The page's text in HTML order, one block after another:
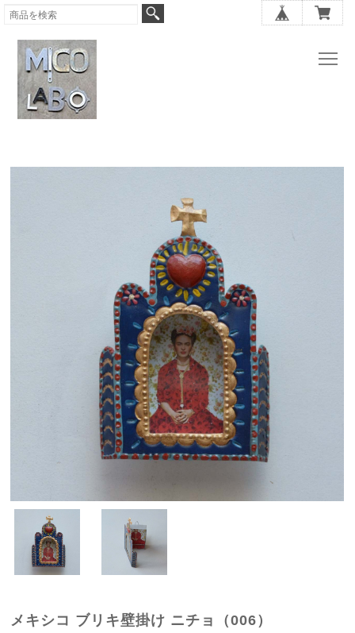
メキシコ ブリキ壁掛け ニチョ（006）